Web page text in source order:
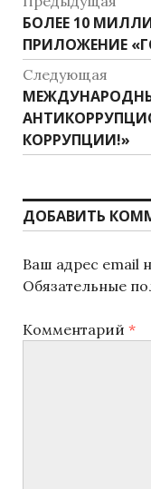
по
записям
Предыдущая
запись:
БОЛЕЕ 10
ПРИЛОЖЕНИЕ
Следующая
Следующая
запись:
КОРРУПЦИИ!»
ДОБАВИТЬ
Ваш адрес email
Обязательные
Комментарий *